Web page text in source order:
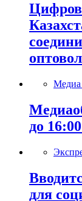
Медиа
до
для